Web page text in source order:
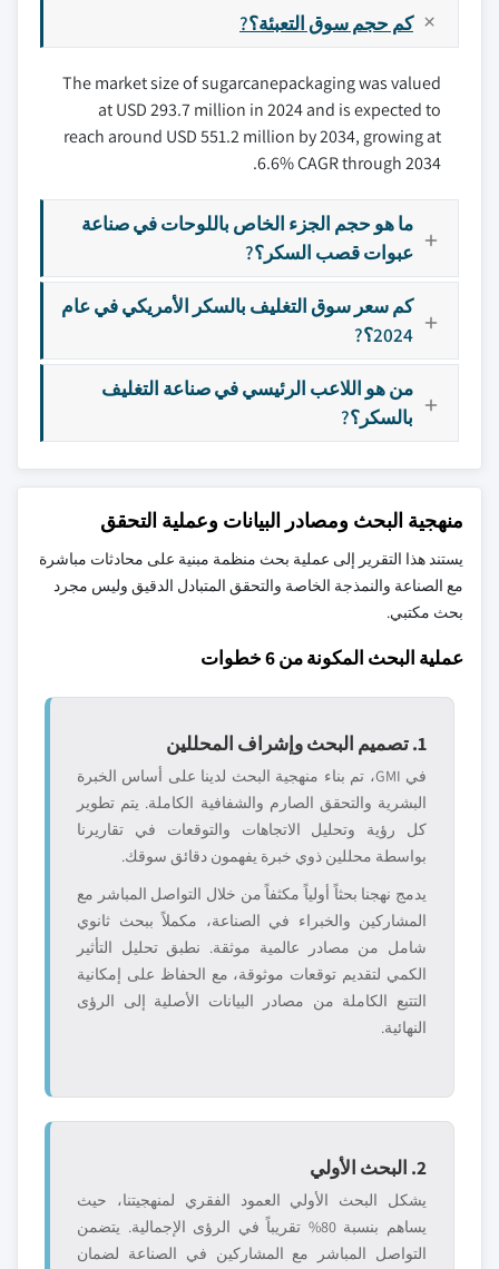
كم حجم سوق التعبئة؟?
The market size of sugarcanepackaging was valued
at USD 293.7 million in 2024 and is expected to
reach around USD 551.2 million by 2034, growing at
6.6% CAGR through 2034.
ما هو حجم الجزء الخاص باللوحات في صناعة
عبوات قصب السكر؟?
كم سعر سوق التغليف بالسكر الأمريكي في عام
2024؟?
من هو اللاعب الرئيسي في صناعة التغليف
بالسكر؟?
منهجية البحث ومصادر البيانات وعملية التحقق
يستند هذا التقرير إلى عملية بحث منظمة مبنية على محادثات مباشرة
مع الصناعة والنمذجة الخاصة والتحقق المتبادل الدقيق وليس مجرد
بحث مكتبي.
عملية البحث المكونة من 6 خطوات
1. تصميم البحث وإشراف المحللين
في GMI، تم بناء منهجية البحث لدينا على أساس الخبرة
البشرية والتحقق الصارم والشفافية الكاملة. يتم تطوير
كل رؤية وتحليل الاتجاهات والتوقعات في تقاريرنا
بواسطة محللين ذوي خبرة يفهمون دقائق سوقك.
يدمج نهجنا بحثاً أولياً مكثفاً من خلال التواصل المباشر مع
المشاركين والخبراء في الصناعة، مكملاً ببحث ثانوي
شامل من مصادر عالمية موثقة. نطبق تحليل التأثير
الكمي لتقديم توقعات موثوقة، مع الحفاظ على إمكانية
التتبع الكاملة من مصادر البيانات الأصلية إلى الرؤى
النهائية.
2. البحث الأولي
يشكل البحث الأولي العمود الفقري لمنهجيتنا، حيث
يساهم بنسبة 80% تقريباً في الرؤى الإجمالية. يتضمن
التواصل المباشر مع المشاركين في الصناعة لضمان